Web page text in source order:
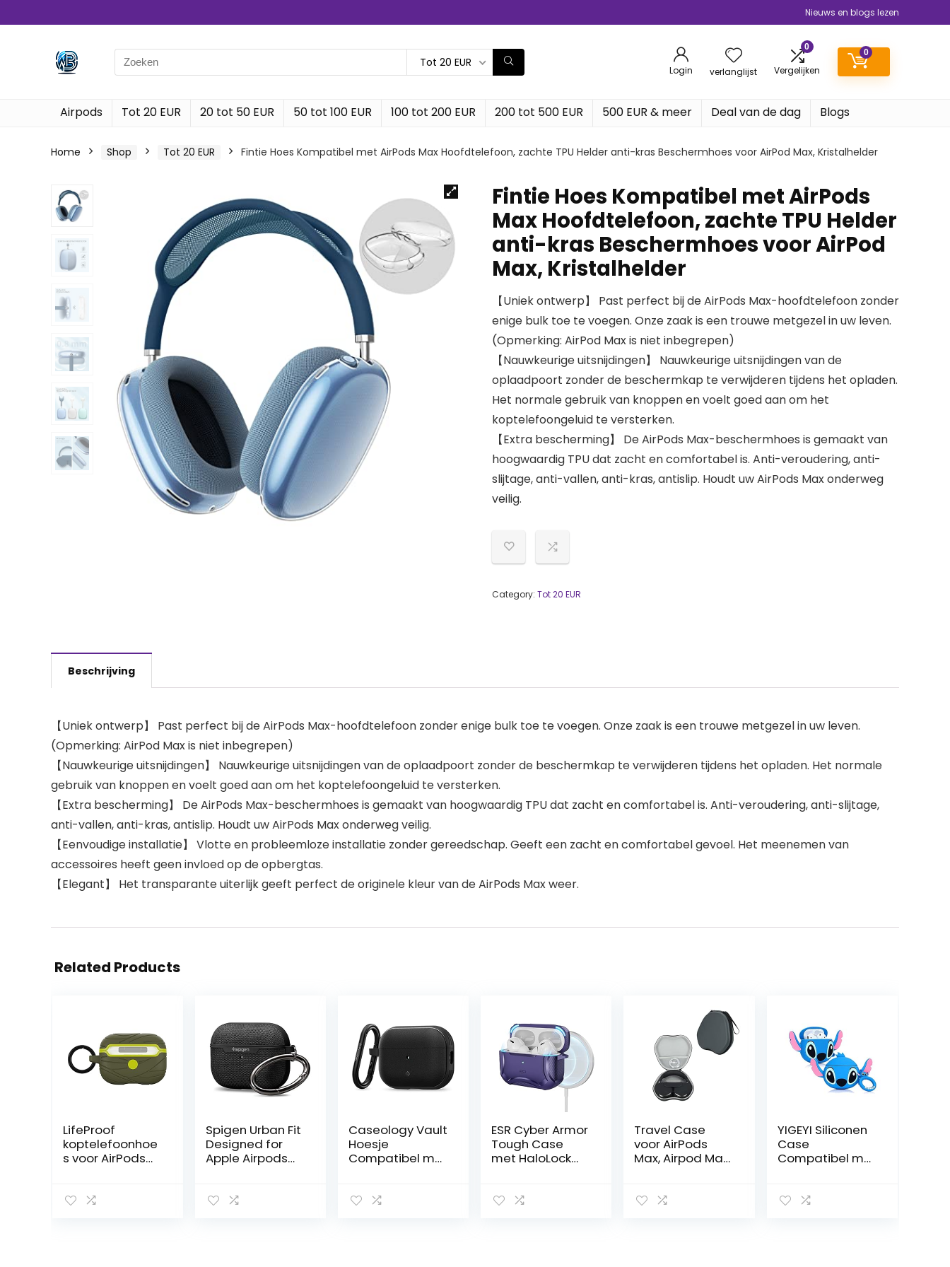
Nieuws en blogs lezen
Search
for:
Tot 20 EUR
Login verlanglijst
0
Vergelijken
0
Airpods Tot 20 EUR 20 tot 50 EUR 50 tot 100 EUR 100 tot 200 EUR 200 tot 500 EUR 500 EUR & meer Deal van de dag Blogs
Home Shop Tot 20 EUR Fintie Hoes Kompatibel met AirPods Max Hoofdtelefoon, zachte TPU Helder anti-kras Beschermhoes voor AirPod Max, Kristalhelder
Fintie Hoes Kompatibel met AirPods
Max Hoofdtelefoon, zachte TPU Helder
anti-kras Beschermhoes voor AirPod
Max, Kristalhelder
【Uniek ontwerp】 Past perfect bij de AirPods Max-hoofdtelefoon zonder
enige bulk toe te voegen. Onze zaak is een trouwe metgezel in uw leven.
(Opmerking: AirPod Max is niet inbegrepen)
【Nauwkeurige uitsnijdingen】 Nauwkeurige uitsnijdingen van de
oplaadpoort zonder de beschermkap te verwijderen tijdens het opladen.
Het normale gebruik van knoppen en voelt goed aan om het
koptelefoongeluid te versterken.
【Extra bescherming】 De AirPods Max-beschermhoes is gemaakt van
hoogwaardig TPU dat zacht en comfortabel is. Anti-veroudering, anti-
slijtage, anti-vallen, anti-kras, antislip. Houdt uw AirPods Max onderweg
veilig.
Category: Tot 20 EUR
Beschrijving
【Uniek ontwerp】 Past perfect bij de AirPods Max-hoofdtelefoon zonder enige bulk toe te voegen. Onze zaak is een trouwe metgezel in uw leven.
(Opmerking: AirPod Max is niet inbegrepen)
【Nauwkeurige uitsnijdingen】 Nauwkeurige uitsnijdingen van de oplaadpoort zonder de beschermkap te verwijderen tijdens het opladen. Het normale
gebruik van knoppen en voelt goed aan om het koptelefoongeluid te versterken.
【Extra bescherming】 De AirPods Max-beschermhoes is gemaakt van hoogwaardig TPU dat zacht en comfortabel is. Anti-veroudering, anti-slijtage,
anti-vallen, anti-kras, antislip. Houdt uw AirPods Max onderweg veilig.
【Eenvoudige installatie】 Vlotte en probleemloze installatie zonder gereedschap. Geeft een zacht en comfortabel gevoel. Het meenemen van
accessoires heeft geen invloed op de opbergtas.
【Elegant】 Het transparante uiterlijk geeft perfect de originele kleur van de AirPods Max weer.
Related Products
LifeProof
koptelefoonhoe
s voor AirPods
valbestendig,
Spigen Urban Fit
Designed for
Apple Airpods
Caseology Vault
Hoesje
Compatibel met
Black
ESR Cyber Armor
Tough Case
met HaloLock
generatie/1e
Travel Case
voor AirPods
Max, Airpod Max
Beschermende
YIGEYI Siliconen
Case
Compatibel met
3D Cartoon